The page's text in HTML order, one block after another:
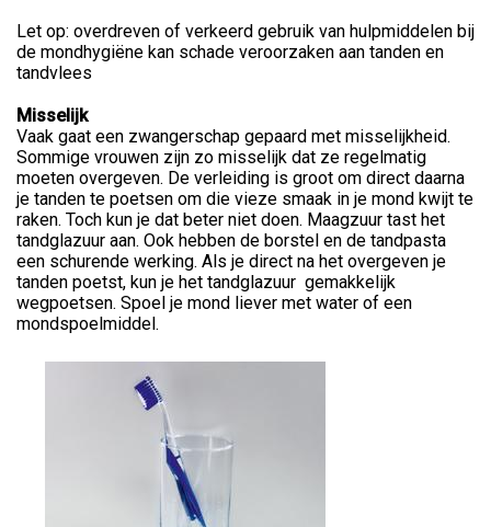
Let op: overdreven of verkeerd gebruik van hulpmiddelen bij
de mondhygiëne kan schade veroorzaken aan tanden en
tandvlees
Misselijk
Vaak gaat een zwangerschap gepaard met misselijkheid.
Sommige vrouwen zijn zo misselijk dat ze regelmatig
moeten overgeven. De verleiding is groot om direct daarna
je tanden te poetsen om die vieze smaak in je mond kwijt te
raken. Toch kun je dat beter niet doen. Maagzuur tast het
tandglazuur aan. Ook hebben de borstel en de tandpasta
een schurende werking. Als je direct na het overgeven je
tanden poetst, kun je het tandglazuur gemakkelijk
wegpoetsen. Spoel je mond liever met water of een
mondspoelmiddel.